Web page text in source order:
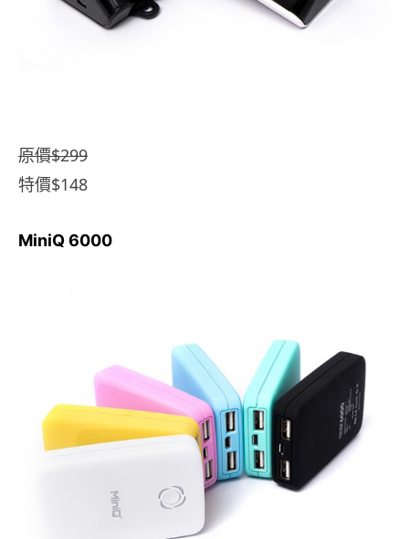
原價$299
特價$148
MiniQ 6000